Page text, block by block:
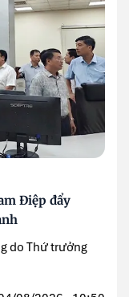
Điệp đẩy
do Thứ trưởng